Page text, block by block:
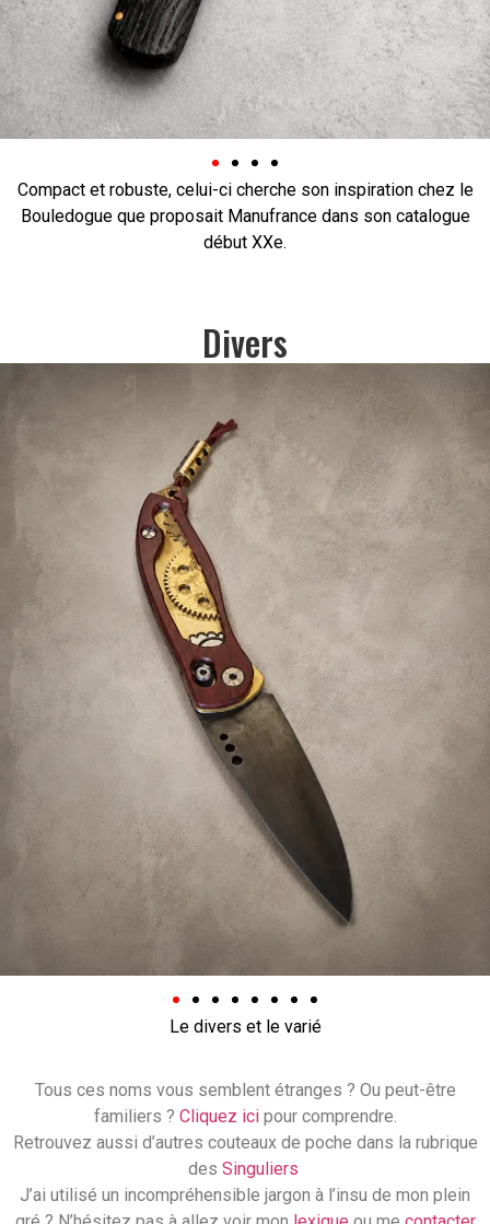
Compact et robuste, celui-ci cherche son inspiration chez le
Bouledogue que proposait Manufrance dans son catalogue
début XXe.
Divers
Le divers et le varié
Tous ces noms vous semblent étranges ? Ou peut-être
familiers ? Cliquez icipour comprendre.
Retrouvez aussi d’autres couteaux de poche dans la rubrique
des Singuliers
J’ai utilisé un incompréhensible jargon à l’insu de mon plein